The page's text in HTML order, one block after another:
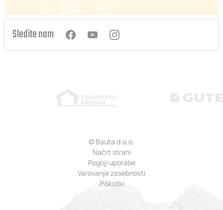
Sledite nam
© Bauta d.o.o.
Načrt strani
Pogoji uporabe
Varovanje zasebnosti
Piškotki